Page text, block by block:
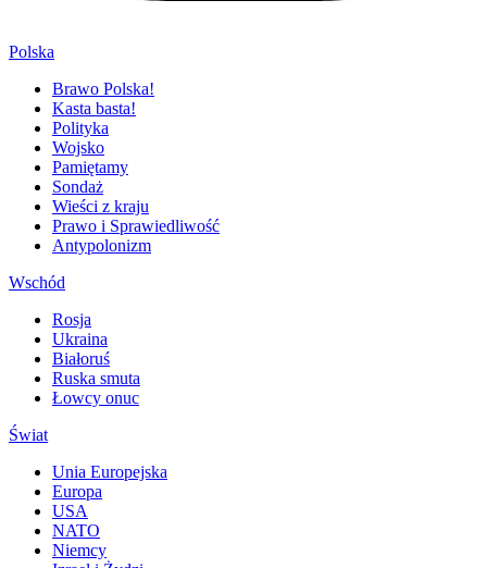
Polska
Brawo Polska!
Kasta basta!
Polityka
Wojsko
Pamiętamy
Sondaż
Wieści z kraju
Prawo i Sprawiedliwość
Antypolonizm
Wschód
Rosja
Ukraina
Białoruś
Ruska smuta
Łowcy onuc
Świat
Unia Europejska
Europa
USA
NATO
Niemcy